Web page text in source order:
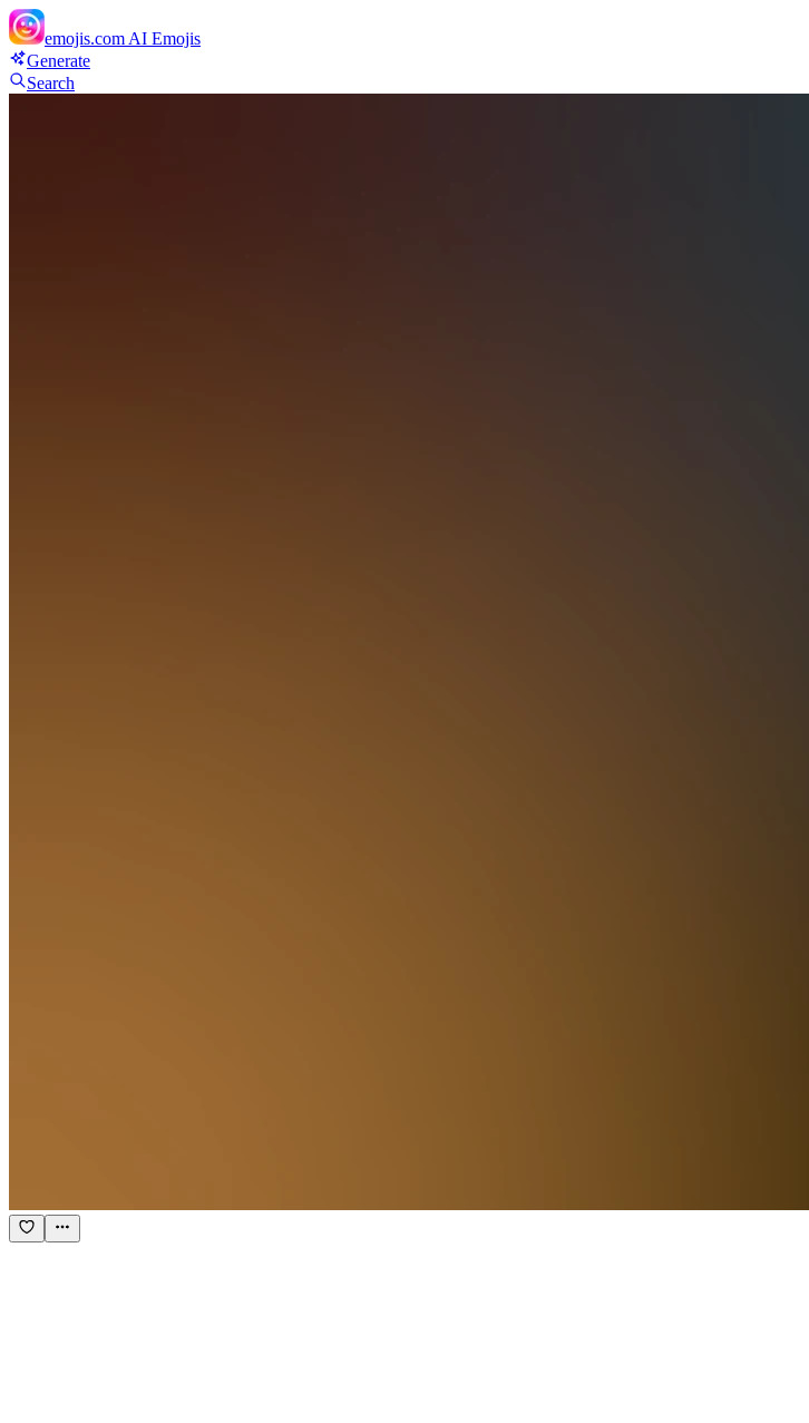
emojis.com AI Emojis
Generate
Search